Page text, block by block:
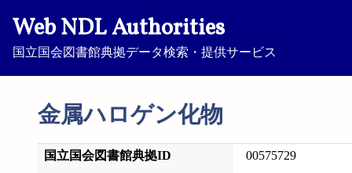
Web NDL Authorities
国立国会図書館典拠データ検索・提供サービス
金属ハロゲン化物
国立国会図書館典拠ID 00575729